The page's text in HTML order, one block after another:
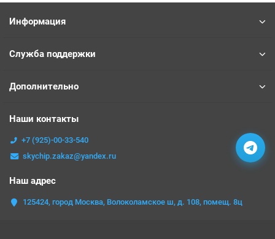
Информация
Служба поддержки
Дополнительно
Наши контакты
+7 (925)-00-33-540
skychip.zakaz@yandex.ru
Наш адрес
125424, город Москва, Волоколамское ш, д. 108, помещ. 8ц